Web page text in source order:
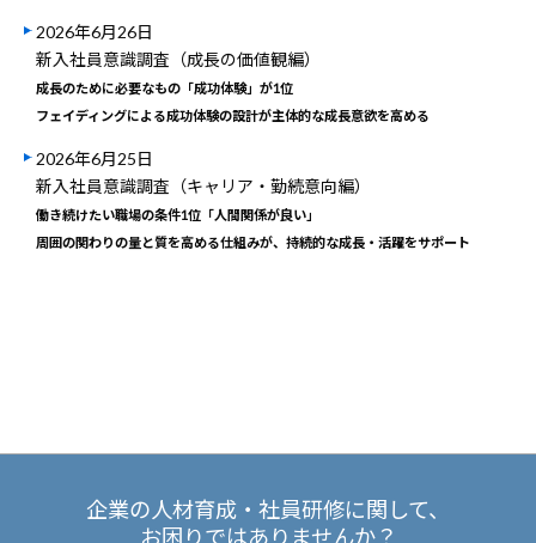
2026年6月26日
新入社員意識調査（成長の価値観編）
成長のために必要なもの「成功体験」が1位
フェイディングによる成功体験の設計が主体的な成長意欲を高める
2026年6月25日
新入社員意識調査（キャリア・勤続意向編）
働き続けたい職場の条件1位「人間関係が良い」
周囲の関わりの量と質を高める仕組みが、持続的な成長・活躍をサポート
企業の人材育成・社員研修に関して、
お困りではありませんか？